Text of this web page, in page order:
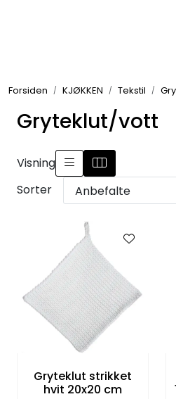
Forsiden KJØKKEN Tekstil
Gryteklut/vott
Visning
Sorter
Gryteklut strikket
hvit 20x20 cm
UTEMILJØ
FRITID
VERKTØY
TEKSTIL
KJØKKEN